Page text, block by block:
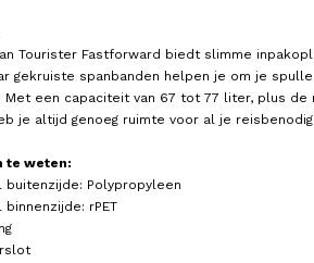
Tourister Fastforward biedt slimme
gekruiste spanbanden helpen je om je
Met een capaciteit van 67 tot 77 liter, plus de
je altijd genoeg ruimte voor al je
te weten:
buitenzijde: Polypropyleen
rPET